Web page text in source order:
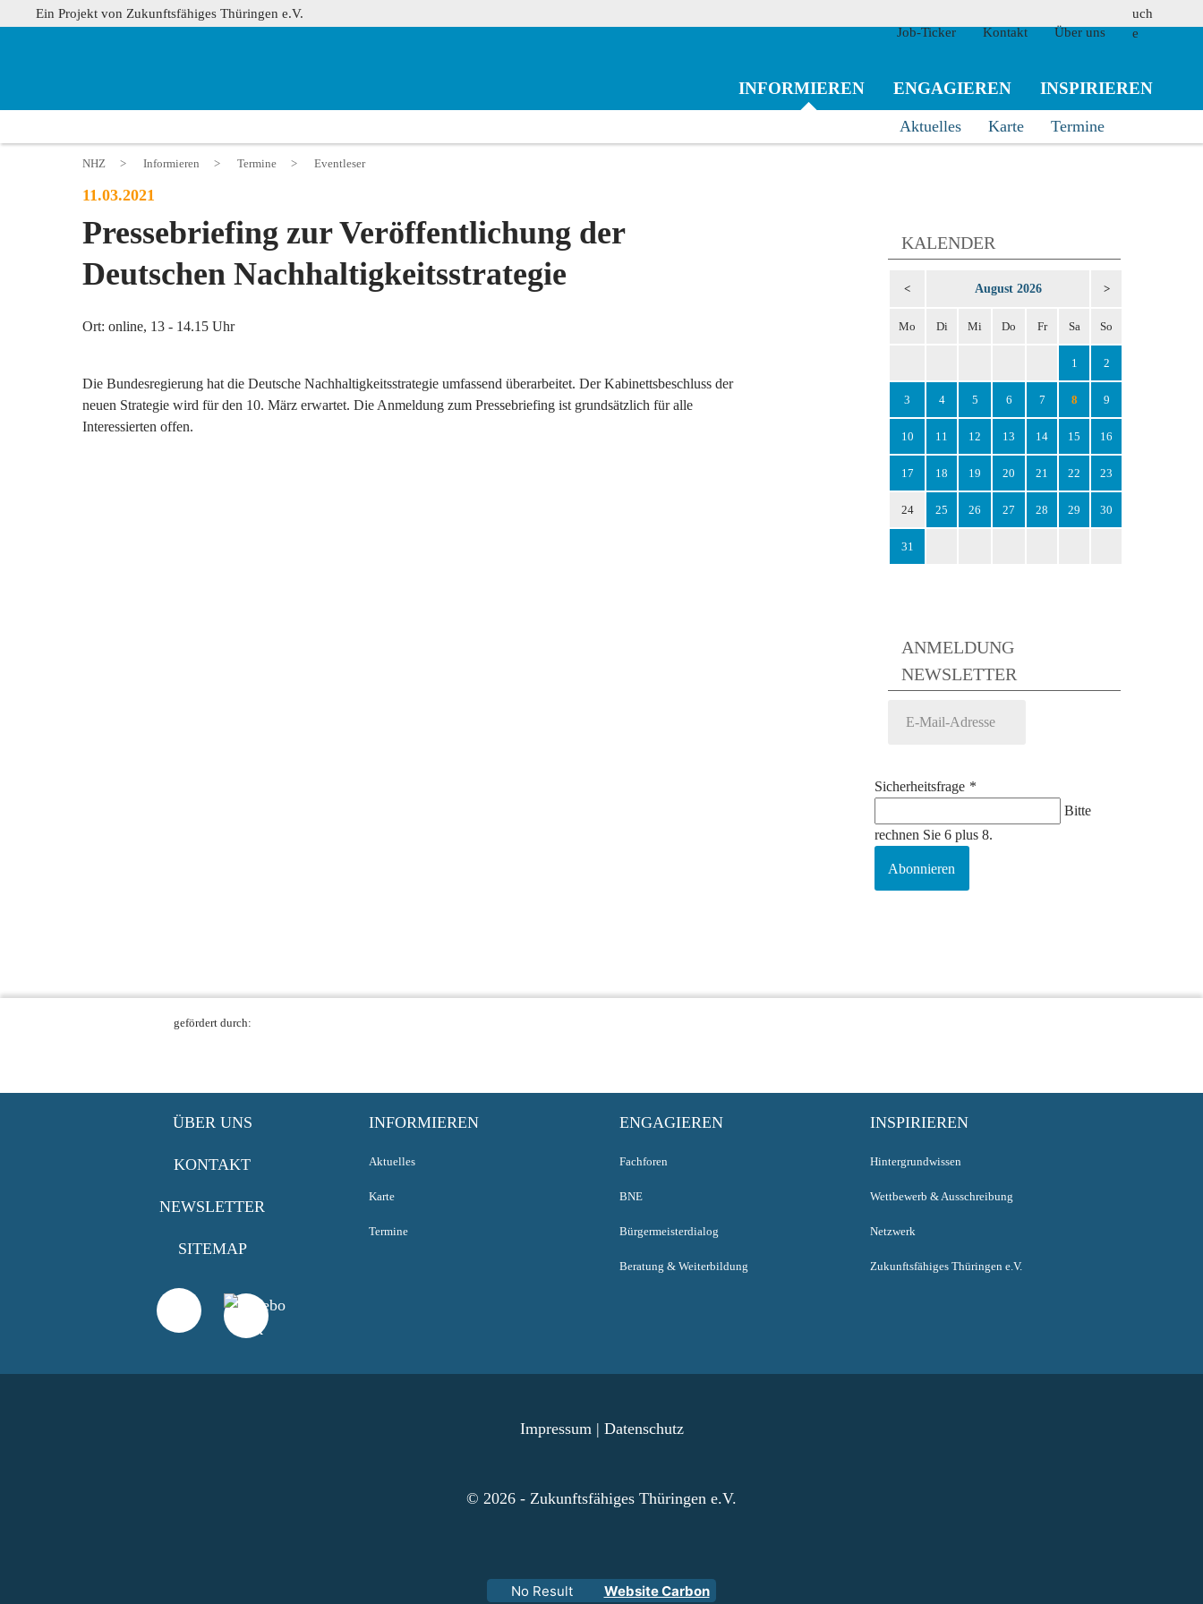
Ein Projekt von Zukunftsfähiges Thüringen e.V.
Job-Ticker
Kontakt Über uns
suchen
INFORMIEREN
Aktuelles Karte Termine
ENGAGIEREN INSPIRIEREN
NHZ > Informieren > Termine > Eventleser
11.03.2021
Pressebriefing zur Veröffentlichung der
Deutschen Nachhaltigkeitsstrategie
Ort: online, 13 - 14.15 Uhr
Die Bundesregierung hat die Deutsche Nachhaltigkeitsstrategie umfassend überarbeitet. Der Kabinettsbeschluss der
neuen Strategie wird für den 10. März erwartet. Die Anmeldung zum Pressebriefing ist grundsätzlich für alle
Interessierten offen.
KALENDER
< August 2026 >
Mo Di Mi Do Fr Sa So
1 2
3 4 5 6 7 8 9
10 11 12 13 14 15 16
17 18 19 20 21 22 23
24 25 26 27 28 29 30
31
ANMELDUNG
NEWSLETTER
Sicherheitsfrage *
Bitte
rechnen Sie 6 plus 8.
Abonnieren
gefördert durch:
ÜBER UNS
KONTAKT
NEWSLETTER
SITEMAP
INFORMIEREN
Aktuelles
Karte
Termine
ENGAGIEREN
Fachforen
BNE
Bürgermeisterdialog
Beratung & Weiterbildung
INSPIRIEREN
Hintergrundwissen
Wettbewerb & Ausschreibung
Netzwerk
Zukunftsfähiges Thüringen e.V.
Impressum| Datenschutz
© 2026 - Zukunftsfähiges Thüringen e.V.
No Result Website Carbon